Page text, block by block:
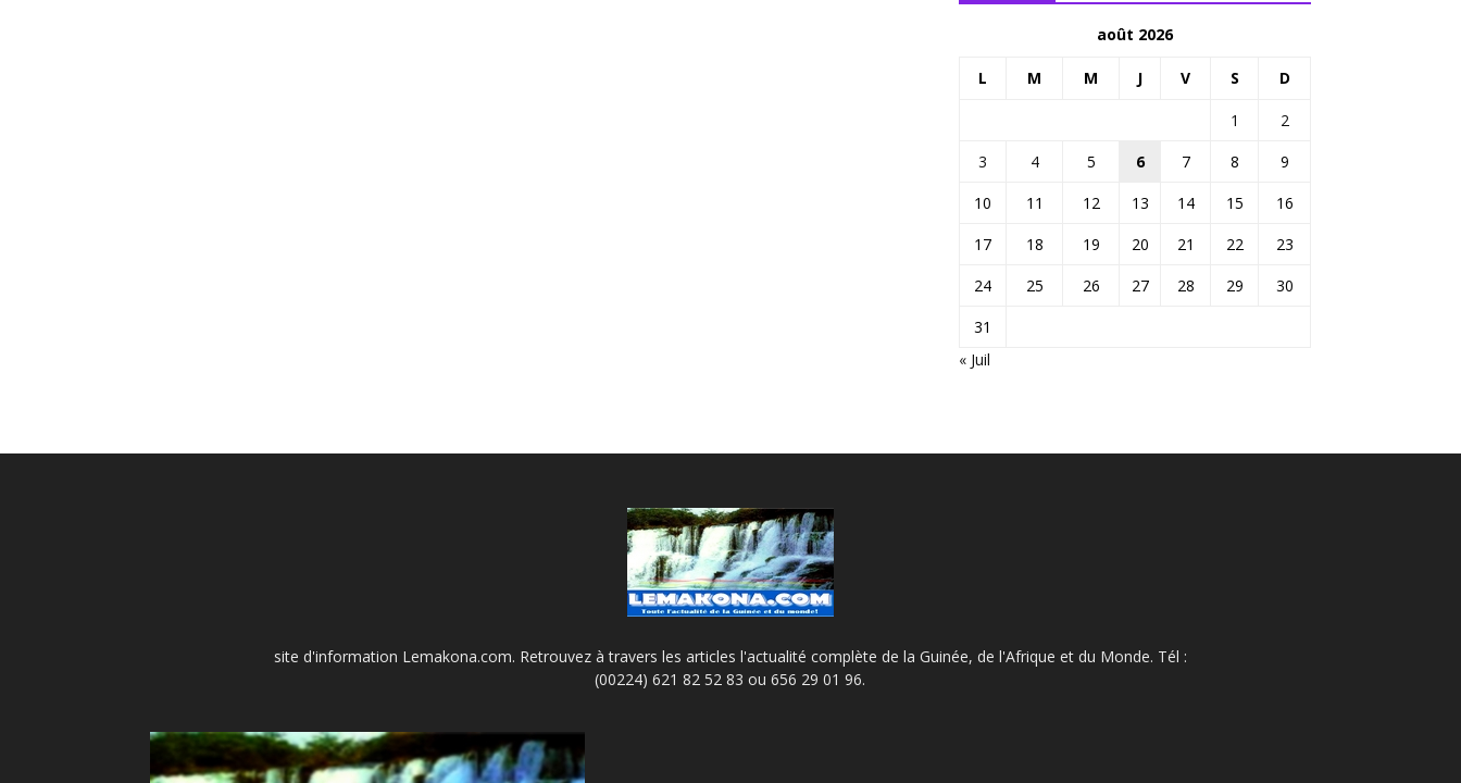
août 2026
L M M J V S D
1
2
3
4 5 6 7 8
9
10
11 12 13 14 15
16
17
18 19 20 21 22
23
24
25 26 27 28 29
30
31
« Juil
site d'information Lemakona.com. Retrouvez à travers les articles l'actualité complète de la Guinée, de l'Afrique et du Monde. Tél :
(00224) 621 82 52 83 ou 656 29 01 96.